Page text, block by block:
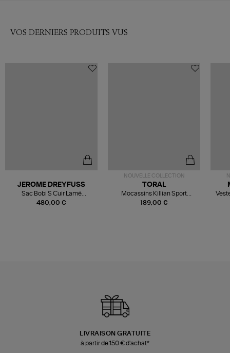
VOS DERNIERS PRODUITS VUS
480,00 €
JEROME DREYFUSS
Sac Bobi S Cuir Lamé
Champagne
NOUVELLE COLLECTION
189,00 €
TORAL
Mocassins Killian Sport
Mousse
LIVRAISON GRATUITE
à partir de 150 € d'achat*